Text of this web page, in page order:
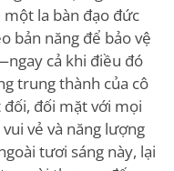
la bàn đạo đức
bản năng để bảo vệ
cả khi điều đó
trung thành của cô
đối mặt với mọi
vẻ và năng lượng
tươi sáng này, lại